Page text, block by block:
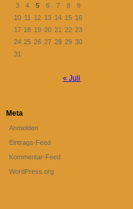
3
4 5 6 7 8
9
10 11 12 13 14 15 16
17 18 19 20 21 22 23
24 25 26 27 28 29 30
31
« Juli
Meta
Anmelden
Eintrags-Feed
Kommentar-Feed
WordPress.org